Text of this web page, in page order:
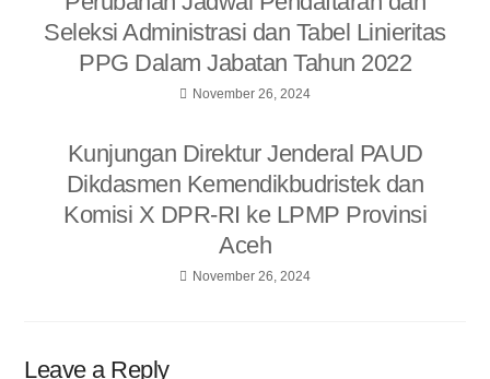
Seleksi Administrasi dan Tabel Linieritas
PPG Dalam Jabatan Tahun 2022
November 26, 2024
Kunjungan Direktur Jenderal PAUD
Dikdasmen Kemendikbudristek dan
Komisi X DPR-RI ke LPMP Provinsi
Aceh
November 26, 2024
Leave a Reply